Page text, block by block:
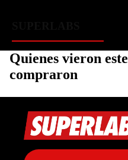
Quienes vieron
compraron